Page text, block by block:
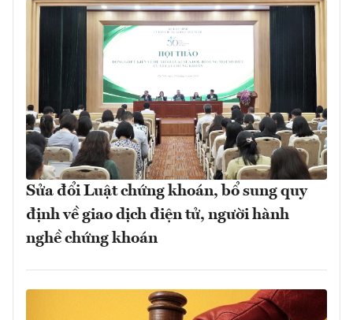
Sửa đổi Luật chứng khoán, bổ sung quy
định về giao dịch điện tử, người hành
nghề chứng khoán